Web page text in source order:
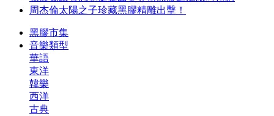
周杰倫太陽之子珍藏黑膠精雕出擊！
黑膠市集
音樂類型
華語
東洋
韓樂
西洋
古典